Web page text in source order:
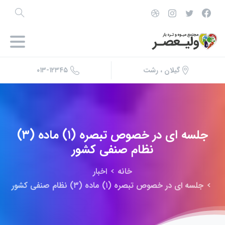
گیلان ، رشت ۰۱۳-۱۲۳۴۵
جلسه ای در خصوص تبصره (۱) ماده (۳)
نظام صنفی کشور
خانه
اخبار
جلسه ای در خصوص تبصره (۱) ماده (۳) نظام صنفی کشور